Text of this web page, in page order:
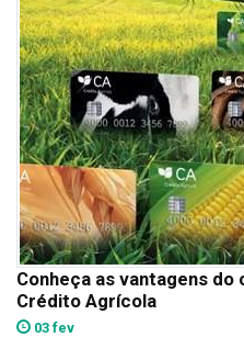
Conheça as vantagens
Crédito Agrícola
03 fev